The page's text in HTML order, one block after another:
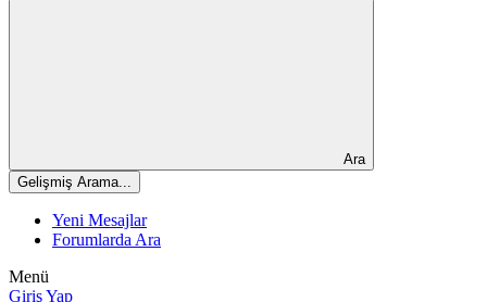
Ara
Gelişmiş Arama...
Yeni Mesajlar
Forumlarda Ara
Menü
Giriş Yap